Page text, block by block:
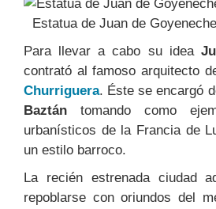
Estatua de Juan de
Para llevar a cabo su idea
contrató al famoso arquitecto
Churriguera. Éste se encargó
Baztán tomando como
urbanísticos de la Francia de
un estilo barroco.
La recién estrenada ciudad
repoblarse con oriundos del